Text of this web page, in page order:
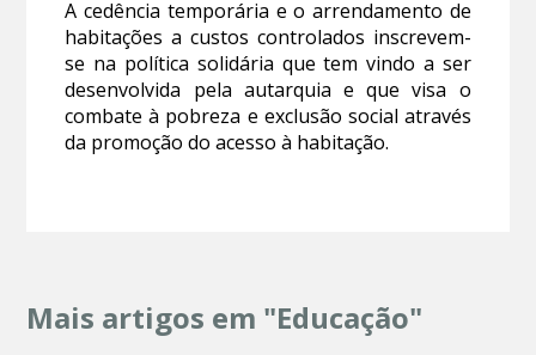
A cedência temporária e o arrendamento de
habitações a custos controlados inscrevem-
se na política solidária que tem vindo a ser
desenvolvida pela autarquia e que visa o
combate à pobreza e exclusão social através
da promoção do acesso à habitação.
Mais artigos em "Educação"